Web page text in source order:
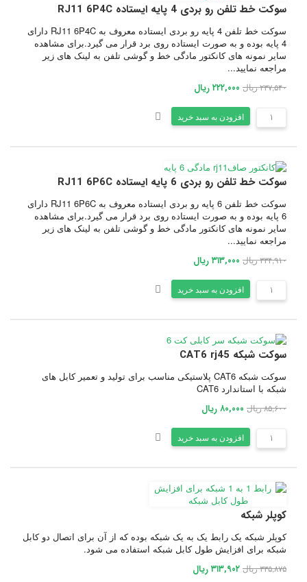
سوکت خط تلفن رو بردی 4 پایه ایستاده RJ11 6P4C
سوکت خط تلفن 4 پایه رو بردی ایستاده معروف به RJ11 6P4C دارای
4 پایه بوده و به صورت ایستاده روی برد قرار می گیرد.برای مشاهده
سایر نمونه های کانکتور مادگی خط و گوشی تلفن به لینک های زیر
مراجعه نمایید...
۲۳۷,۵۴۰ ریال ۲۲۲,۰۰۰ ریال
افزودن به سبد خرید
سوکت خط تلفن رو بردی 6 پایه ایستاده RJ11 6P6C
سوکت خط تلفن 6 پایه رو بردی ایستاده معروف به RJ11 6P6C دارای
6 پایه بوده و به صورت ایستاده روی برد قرار می گیرد.برای مشاهده
سایر نمونه های کانکتور مادگی خط و گوشی تلفن به لینک های زیر
مراجعه نمایید...
۳۳۴,۹۱۰ ریال ۳۱۳,۰۰۰ ریال
افزودن به سبد خرید
سوکت شبکه CAT6 rj45
سوکت شبکه CAT6 پلاستیکی مناسب برای تولید و تعمیر کابل های
شبکه با استاندارد CAT6
۸۵,۶۰۰ ریال ۸۰,۰۰۰ ریال
افزودن به سبد خرید
کوپلر شبکه
کوپلر شبکه یک رابط یک به یک شبکه بوده که از آن برای اتصال دو کابل
شبکه برای افزایش طول کابل شبکه استفاده می شود.
۳۳۵,۸۷۵ ریال ۳۱۳,۹۰۲ ریال